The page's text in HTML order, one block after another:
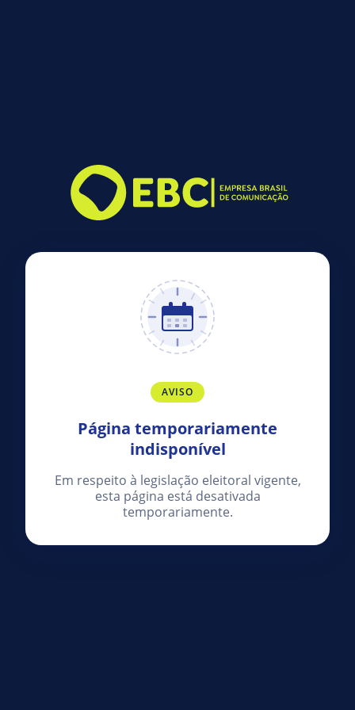
AVISO
Página temporariamente
indisponível
Em respeito à legislação eleitoral vigente,
esta página está desativada
temporariamente.